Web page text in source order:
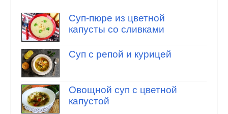
Суп-пюре из цветной
капусты со сливками
Суп с репой и курицей
Овощной суп с цветной
капустой